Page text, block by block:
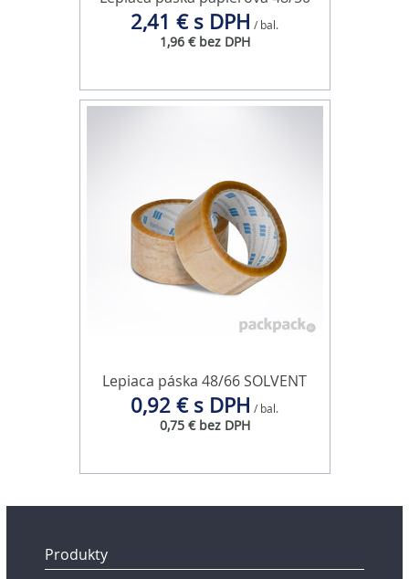
2,41 € s DPH / bal.
1,96 € bez DPH
Lepiaca páska 48/66 SOLVENT
0,92 € s DPH / bal.
0,75 € bez DPH
Produkty